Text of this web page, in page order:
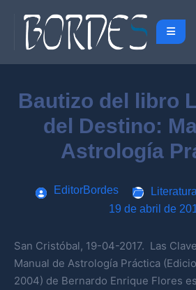
Bautizo del libro
del Destino:
Astrología
EditorBordes Literatura
19 de abril de
San Cristóbal, 19-04-2017. Las
Manual de Astrología Práctica
2004) de Bernardo Enrique Flores